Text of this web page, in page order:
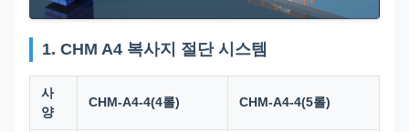
1. CHM A4 복사지 절단 시스템
사
양
CHM-A4-4(4롤) CHM-A4-4(5롤)